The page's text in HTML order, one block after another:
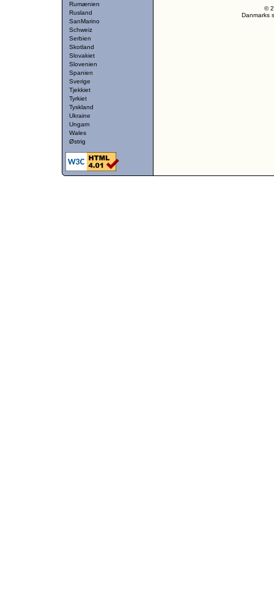
Rumænien
Rusland
SanMarino
Schweiz
Serbien
Skotland
Slovakiet
Slovenien
Spanien
Sverige
Tjekkiet
Tyrkiet
Tyskland
Ukraine
Ungarn
Wales
Østrig
©
Danmarks